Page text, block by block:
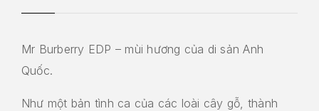
Mr Burberry EDP – mùi hương của di sản Anh
Quốc.
Như một bản tình ca của các loài cây gỗ, thành